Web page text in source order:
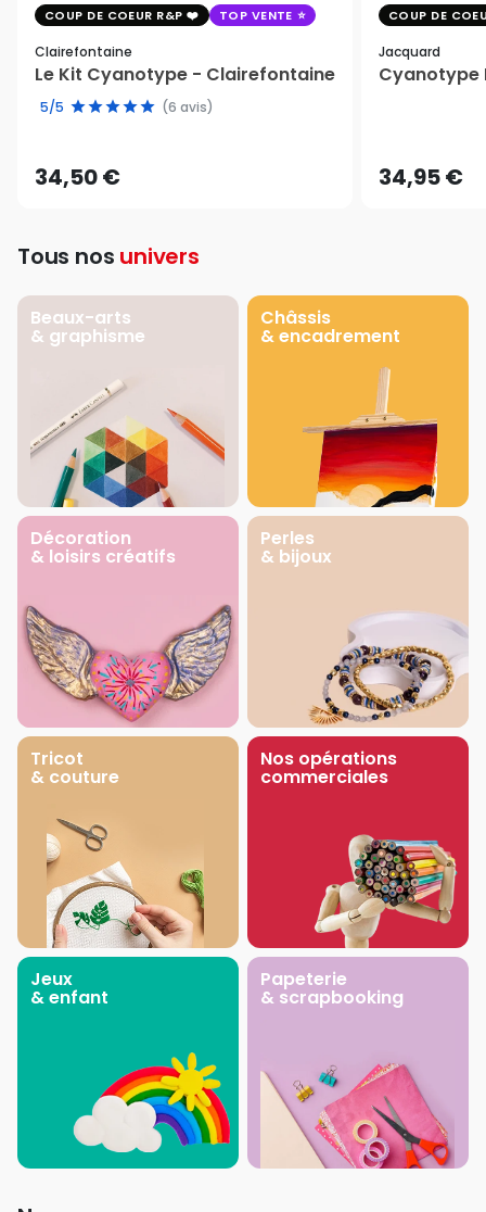
COUP DE COEUR R&P TOP VENTE
Clairefontaine
Le Kit Cyanotype - Clairefontaine
5/5 (6 avis)
34,50 €
COUP DE
Jacquard
Cyanotype
34,95 €
Tous nos univers
Beaux-arts
& graphisme
Châssis
& encadrement
Décoration
& loisirs créatifs
Perles
& bijoux
Tricot
& couture
Nos opérations
commerciales
Jeux
& enfant
Papeterie
& scrapbooking